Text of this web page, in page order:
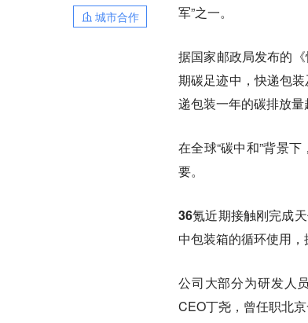
城市合作
军”之一。
据国家邮政局发布的
期碳足迹中，快递包
递包装一年的碳排放量
在全球“碳中和”背景
要。
36氪近期接触刚完成
中包装箱的循环使用，
公司大部分为研发人
CEO丁尧，曾任职北